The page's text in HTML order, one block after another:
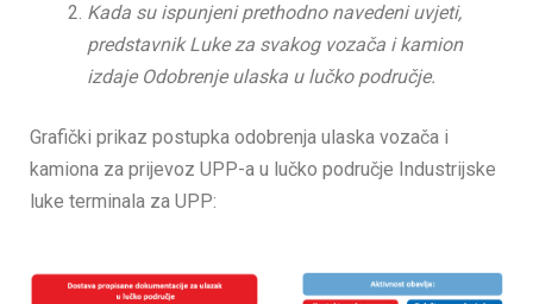
Kada su ispunjeni prethodno navedeni uvjeti,
predstavnik Luke za svakog vozača i kamion
izdaje Odobrenje ulaska u lučko područje.
Grafički prikaz postupka odobrenja ulaska vozača i
kamiona za prijevoz UPP-a u lučko područje Industrijske
luke terminala za UPP: